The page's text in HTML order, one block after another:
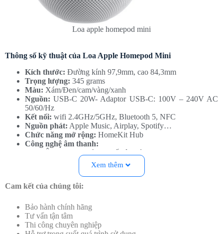
Loa apple homepod mini
Thông số kỹ thuật của Loa Apple Homepod Mini
Kích thước: Đường kính 97,9mm, cao 84,3mm
Trọng lượng: 345 grams
Màu: Xám/Đen/cam/vàng/xanh
Nguồn: USB-C 20W- Adaptor USB-C: 100V – 240V AC
50/60/Hz
Kết nối: wifi 2.4GHz/5GHz, Bluetooth 5, NFC
Nguồn phát: Apple Music, Airplay, Spotify…
Chức năng mở rộng: HomeKit Hub
Công nghệ âm thanh:
Âm thanh đa vùng, chế độ ghép 2 loa
Loa full range + 2 bass thụ động, 360 độ
4 microphone cảm biến không gian phòng
Đặc điểm nổi bật của Loa thông minh Apple HomePod Mini
Loa thông minh Apple HomePod Mini: Thiết kế nhỏ gọn, âm thanh
ấn tượng
Xem thêm
Cam kết của chúng tôi:
Bảo hành chính hãng
Tư vấn tận tâm
Thi công chuyên nghiệp